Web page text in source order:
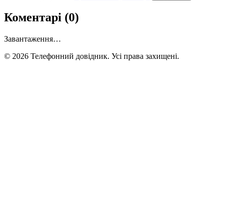
Коментарі (0)
Завантаження…
© 2026 Телефонний довідник. Усі права захищені.